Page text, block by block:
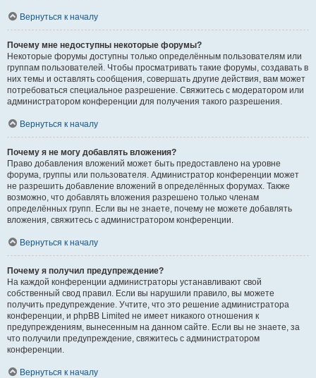
Вернуться к началу
Почему мне недоступны некоторые форумы?
Некоторые форумы доступны только определённым пользователям или
группам пользователей. Чтобы просматривать такие форумы, создавать в
них темы и оставлять сообщения, совершать другие действия, вам может
потребоваться специальное разрешение. Свяжитесь с модератором или
администратором конференции для получения такого разрешения.
Вернуться к началу
Почему я не могу добавлять вложения?
Право добавления вложений может быть предоставлено на уровне
форума, группы или пользователя. Администратор конференции может
не разрешить добавление вложений в определённых форумах. Также
возможно, что добавлять вложения разрешено только членам
определённых групп. Если вы не знаете, почему не можете добавлять
вложения, свяжитесь с администратором конференции.
Вернуться к началу
Почему я получил предупреждение?
На каждой конференции администраторы устанавливают свой
собственный свод правил. Если вы нарушили правило, вы можете
получить предупреждение. Учтите, что это решение администратора
конференции, и phpBB Limited не имеет никакого отношения к
предупреждениям, вынесенным на данном сайте. Если вы не знаете, за
что получили предупреждение, свяжитесь с администратором
конференции.
Вернуться к началу